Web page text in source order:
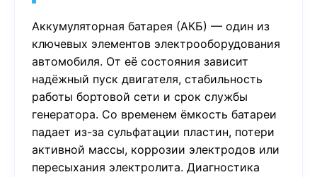
Аккумуляторная батарея (АКБ) — один из
ключевых элементов электрооборудования
автомобиля. От её состояния зависит
надёжный пуск двигателя, стабильность
работы бортовой сети и срок службы
генератора. Со временем ёмкость батареи
падает из-за сульфатации пластин, потери
активной массы, коррозии электродов или
пересыхания электролита. Диагностика